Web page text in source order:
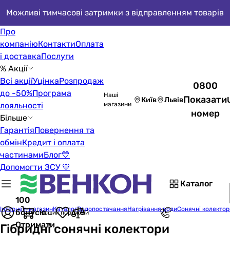
Можливі тимчасові затримки з відправленням товарів
Про
компаніюКонтактиОплата
і доставкаПослуги
% Акції
Всі акціїУцінкаРозпродаж
до -50%Програма
лояльності
Більше
ГарантіяПовернення та
обмінКредит і оплата
частинамиБлог💛
Допомогти ЗСУ 💙
Наші
магазини
Київ Львів
0800
Показати
номер
Каталог
100
бонусів
Отримати
Кошик порожній
Інтернет-магазинКаталогВодопостачанняНагрівання водиСонячні
Гібридні сонячні колектори